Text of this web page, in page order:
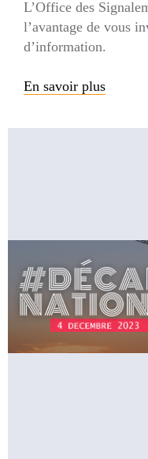
L’Office des
l’avantage de vous
d’information.
En savoir plus